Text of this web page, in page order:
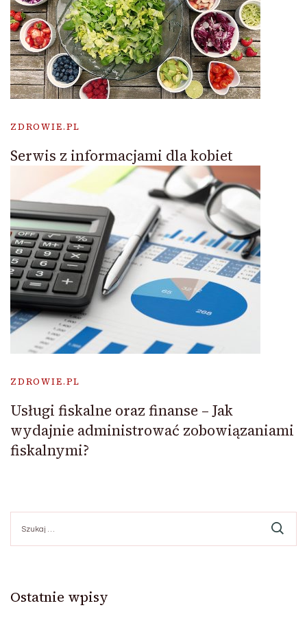
ZDROWIE.PL
Serwis z informacjami dla kobiet
ZDROWIE.PL
Usługi fiskalne oraz finanse – Jak
wydajnie administrować zobowiązaniami
fiskalnymi?
Ostatnie wpisy